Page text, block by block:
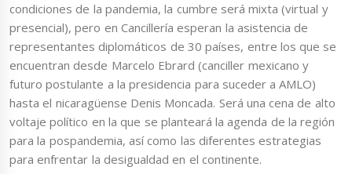
condiciones de la pandemia, la cumbre será mixta (virtual y
presencial), pero en Cancillería esperan la asistencia de
representantes diplomáticos de 30 países, entre los que se
encuentran desde Marcelo Ebrard (canciller mexicano y
futuro postulante a la presidencia para suceder a AMLO)
hasta el nicaragüense Denis Moncada. Será una cena de alto
voltaje político en la que se planteará la agenda de la región
para la pospandemia, así como las diferentes estrategias
para enfrentar la desigualdad en el continente.